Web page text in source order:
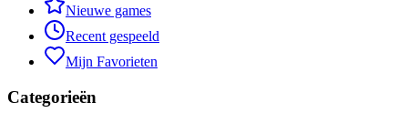
Nieuwe games
Recent gespeeld
Mijn Favorieten
Categorieën